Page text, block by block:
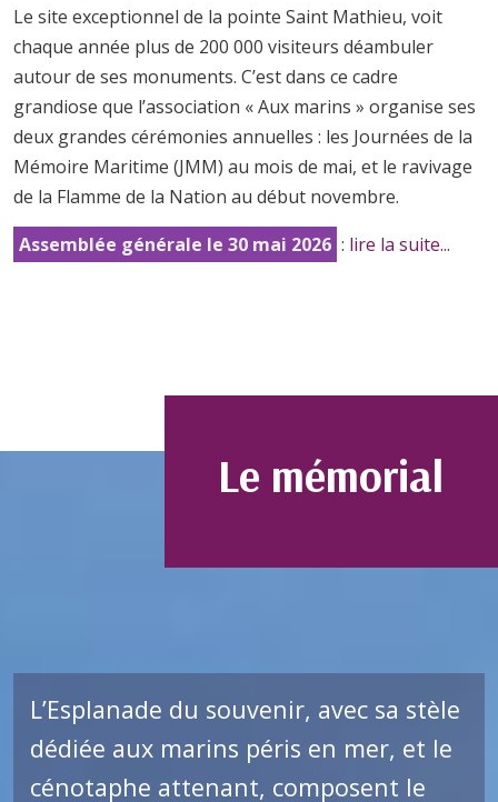
Le site exceptionnel de la pointe Saint Mathieu, voit
chaque année plus de 200 000 visiteurs déambuler
autour de ses monuments. C’est dans ce cadre
grandiose que l’association « Aux marins » organise ses
deux grandes cérémonies annuelles : les Journées de la
Mémoire Maritime (JMM) au mois de mai, et le ravivage
de la Flamme de la Nation au début novembre.
Assemblée générale le 30 mai 2026 : lire la suite...
Le mémorial
L’Esplanade du souvenir, avec sa stèle
dédiée aux marins péris en mer, et le
cénotaphe attenant, composent le